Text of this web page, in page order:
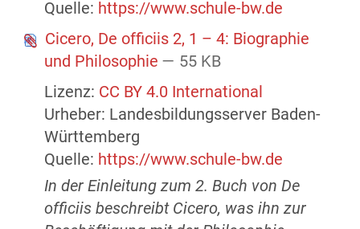
Quelle: https://www.schule-bw.de
Cicero, De officiis 2, 1 – 4: Biographie
und Philosophie — 55 KB
Lizenz: CC BY 4.0 International
Urheber: Landesbildungsserver Baden-
Württemberg
Quelle: https://www.schule-bw.de
In der Einleitung zum 2. Buch von De
officiis beschreibt Cicero, was ihn zur